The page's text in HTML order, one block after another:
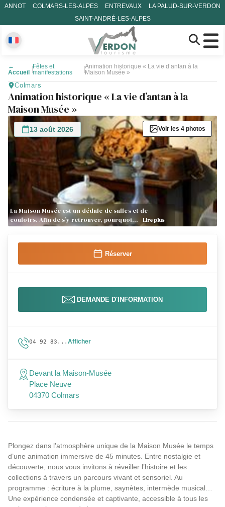
ANNOT COLMARS-LES-ALPES ENTREVAUX
LA PALUD-SUR-VERDON
SAINT-ANDRÉ-LES-ALPES
←
Accueil
Fêtes et
manifestations
Animation historique « La vie d’antan à la
Maison Musée »
Colmars
Animation historique « La vie d’antan à la
Maison Musée »
13 août 2026
La Maison Musée est un dédale de salles et de
couloirs. Afin de s’y retrouver, pourquoi…
Lire plus
Voir les 4 photos
Plongez dans l’atmosphère unique de la Maison Musée le temps
d’une animation immersive de 45 minutes. Entre nostalgie et
découverte, nous vous invitons à réveiller l’histoire et les
collections à travers un parcours vivant et sensoriel. Au
programme : écriture à la plume, saynètes, intermède musical…
Une expérience condensée et captivante, accessible à tous les
Réserver
DEMANDE D'INFORMATION
04 92 83... Afficher
Devant la Maison-Musée
Place Neuve
04370 Colmars